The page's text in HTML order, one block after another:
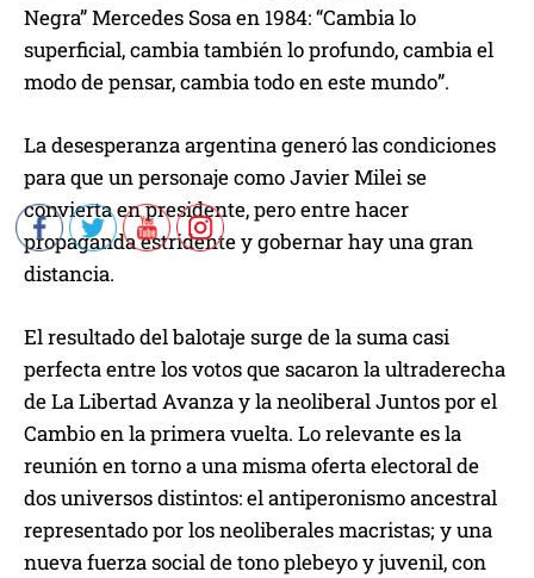
Negra” Mercedes Sosa en 1984: “Cambia lo
superficial, cambia también lo profundo, cambia el
modo de pensar, cambia todo en este mundo”.
La desesperanza argentina generó las condiciones
para que un personaje como Javier Milei se
convierta en presidente, pero entre hacer
propaganda estridente y gobernar hay una gran
distancia.
El resultado del balotaje surge de la suma casi
perfecta entre los votos que sacaron la ultraderecha
de La Libertad Avanza y la neoliberal Juntos por el
Cambio en la primera vuelta. Lo relevante es la
reunión en torno a una misma oferta electoral de
dos universos distintos: el antiperonismo ancestral
representado por los neoliberales macristas; y una
nueva fuerza social de tono plebeyo y juvenil, con